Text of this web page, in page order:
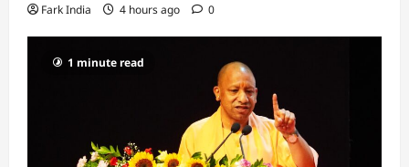
Fark India 4 hours ago 0
1 minute read